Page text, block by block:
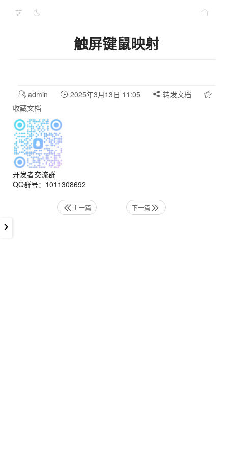
触屏键鼠映射
admin 2025年3月13日 11:05
转发文档
收藏文档
开发者交流群
QQ群号：1011308692
上一篇 下一篇